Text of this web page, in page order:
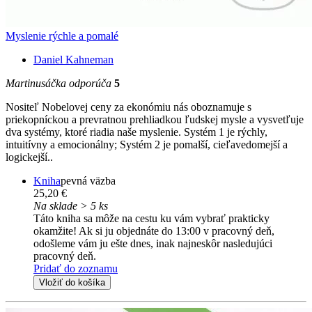
Myslenie rýchle a pomalé
Daniel Kahneman
Martinusáčka odporúča 5
Nositeľ Nobelovej ceny za ekonómiu nás oboznamuje s
priekopníckou a prevratnou prehliadkou ľudskej mysle a vysvetľuje
dva systémy, ktoré riadia naše myslenie. Systém 1 je rýchly,
intuitívny a emocionálny; Systém 2 je pomalší, cieľavedomejší a
logickejší..
Knihapevná väzba
25,20 €
Na sklade > 5 ks
Táto kniha sa môže na cestu ku vám vybrať prakticky
okamžite! Ak si ju objednáte do 13:00 v pracovný deň,
odošleme vám ju ešte dnes, inak najneskôr nasledujúci
pracovný deň.
Pridať do zoznamu
Vložiť do košíka